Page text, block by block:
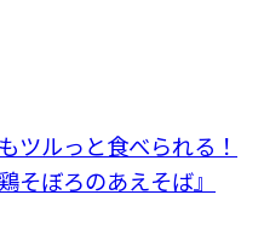
ツルっと食べられる！
そぼろのあえそば』